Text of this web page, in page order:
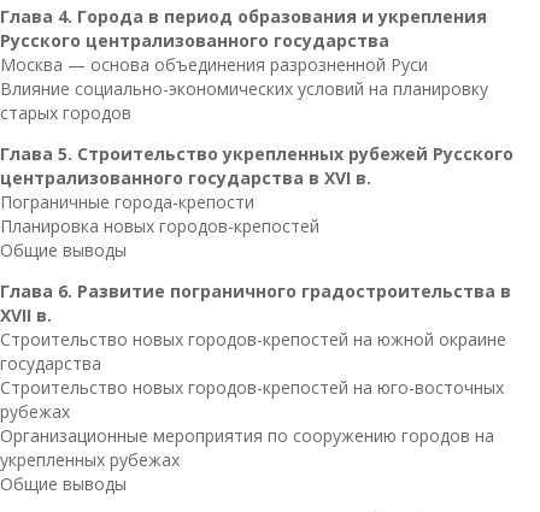
Глава 4. Города в период образования и укрепления
Русского централизованного государства
Москва — основа объединения разрозненной Руси
Влияние социально-экономических условий на планировку
старых городов
Глава 5. Строительство укрепленных рубежей Русского
централизованного государства в XVI в.
Пограничные города-крепости
Планировка новых городов-крепостей
Общие выводы
Глава 6. Развитие пограничного градостроительства в
XVII в.
Строительство новых городов-крепостей на южной окраине
государства
Строительство новых городов-крепостей на юго-восточных
рубежах
Организационные мероприятия по сооружению городов на
укрепленных рубежах
Общие выводы